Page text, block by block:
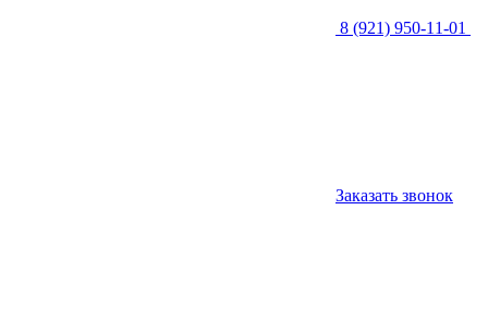
8 (921) 950-11-01
Заказать звонок